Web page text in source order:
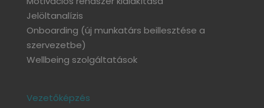
Jelöltanalízis
Onboarding (új munkatárs beillesztése a
szervezetbe)
Wellbeing szolgáltatások
Vezetőképzés